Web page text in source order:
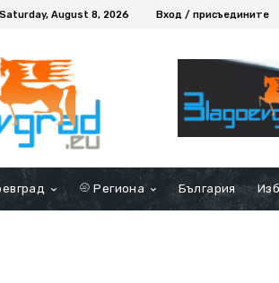
Saturday, August 8, 2026 Вход / присъедините
Региона България